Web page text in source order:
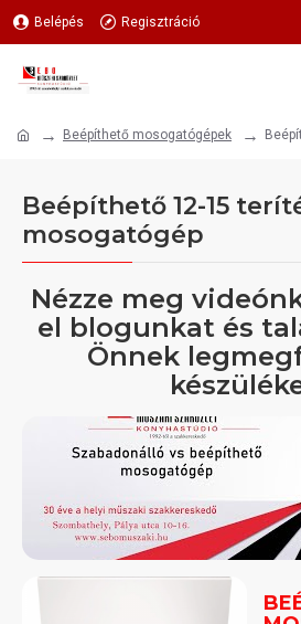
Belépés Regisztráció
Beépíthető mosogatógépek
Beépíthető 12-15
mosogatógép
Nézze meg
el blogunkat és
Önnek